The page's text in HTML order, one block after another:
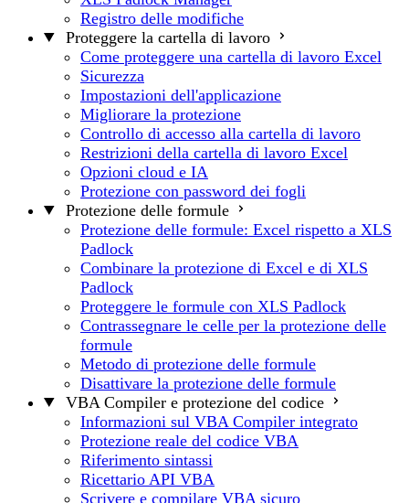
Registro delle modifiche
Proteggere la cartella di lavoro
Come proteggere una cartella di lavoro Excel
Sicurezza
Impostazioni dell'applicazione
Migliorare la protezione
Controllo di accesso alla cartella di lavoro
Restrizioni della cartella di lavoro Excel
Opzioni cloud e IA
Protezione con password dei fogli
Protezione delle formule
Protezione delle formule: Excel rispetto a XLS
Padlock
Combinare la protezione di Excel e di XLS
Padlock
Proteggere le formule con XLS Padlock
Contrassegnare le celle per la protezione delle
formule
Metodo di protezione delle formule
Disattivare la protezione delle formule
VBA Compiler e protezione del codice
Informazioni sul VBA Compiler integrato
Protezione reale del codice VBA
Riferimento sintassi
Ricettario API VBA
Scrivere e compilare VBA sicuro